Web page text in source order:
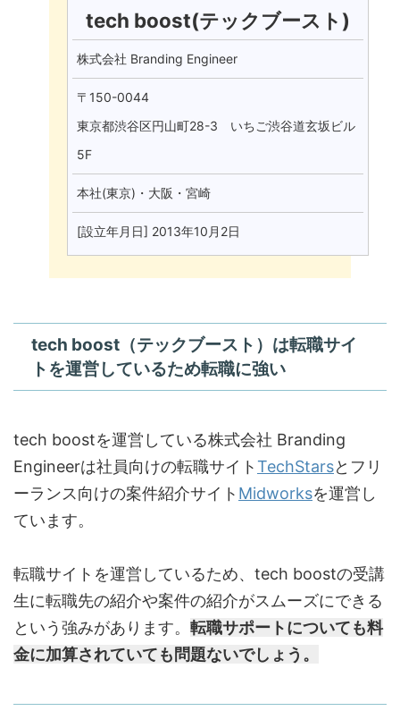
tech boost(テックブースト)
株式会社 Branding Engineer
〒150-0044
東京都渋谷区円山町28-3 いちご渋谷道玄坂ビル
5F
本社(東京)・大阪・宮崎
[設立年月日] 2013年10月2日
tech boost（テックブースト）は転職サイ
トを運営しているため転職に強い
tech boostを運営している株式会社 Branding
Engineerは社員向けの転職サイトTechStarsとフリ
ーランス向けの案件紹介サイト Midworksを運営し
ています。
転職サイトを運営しているため、tech boostの受講
生に転職先の紹介や案件の紹介がスムーズにできる
という強みがあります。 転職サポートについても料
金に加算されていても問題ないでしょう。